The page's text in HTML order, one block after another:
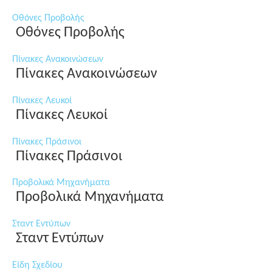
Οθόνες Προβολής
Οθόνες Προβολής
Πίνακες Ανακοινώσεων
Πίνακες Ανακοινώσεων
Πίνακες Λευκοί
Πίνακες Λευκοί
Πίνακες Πράσινοι
Πίνακες Πράσινοι
Προβολικά Μηχανήματα
Προβολικά Μηχανήματα
Σταντ Εντύπων
Σταντ Εντύπων
Είδη Σχεδίου